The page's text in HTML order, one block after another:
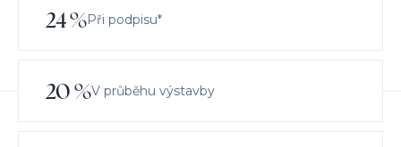
24%Při podpisu*
20%V průběhu výstavby